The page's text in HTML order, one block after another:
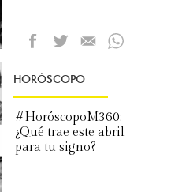
HORÓSCOPO
#HoróscopoM360:
¿Qué trae este abril
para tu signo?